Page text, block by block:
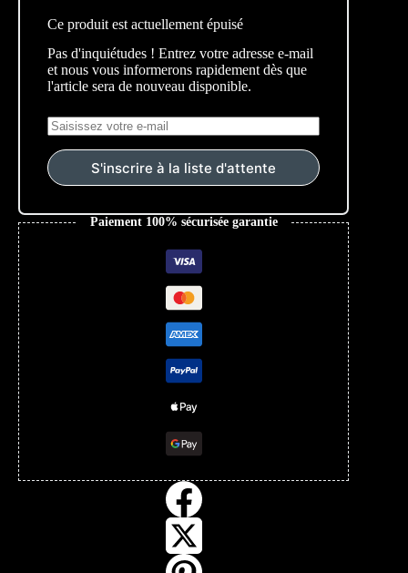
Ce produit est actuellement épuisé
Pas d'inquiétudes ! Entrez votre adresse e-mail
et nous vous informerons rapidement dès que
l'article sera de nouveau disponible.
S'inscrire à la liste d'attente
Paiement 100% sécurisée garantie